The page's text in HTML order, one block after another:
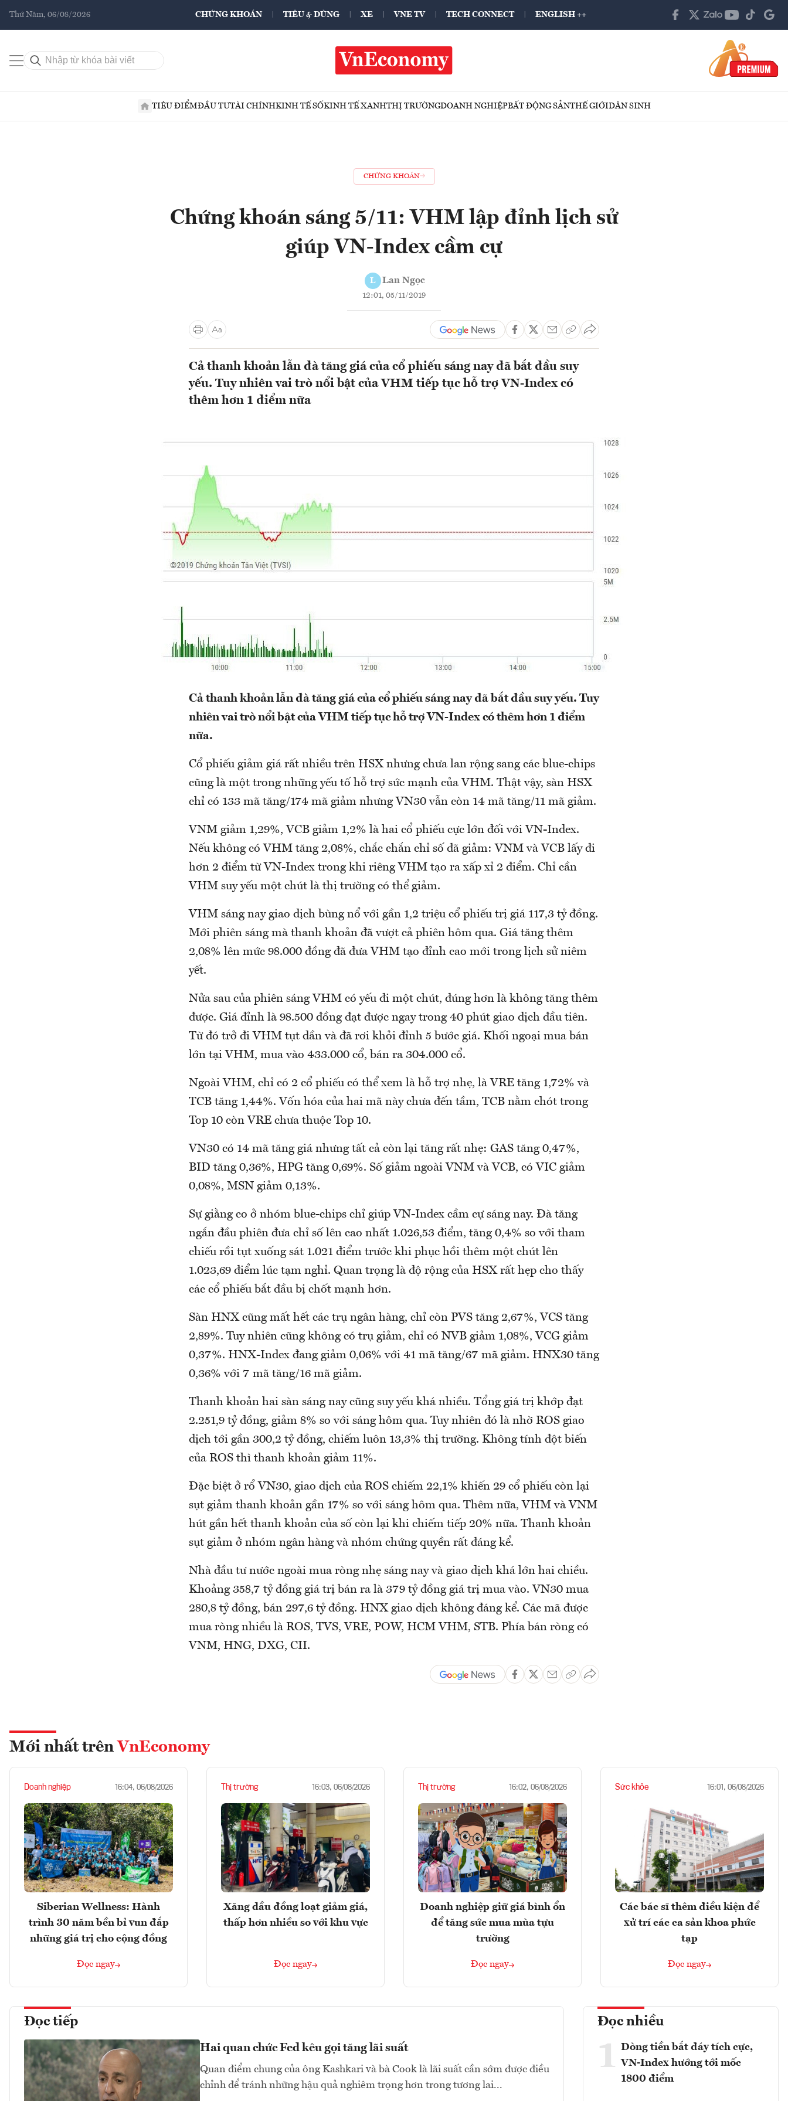
Thứ Năm, 06/08/2026 CHỨNG KHOÁN TIÊU & DÙNG XE VNE TV TECH CONNECT ENGLISH ++
TIÊU ĐIỂMĐẦU TƯTÀI CHÍNHKINH TẾ SỐKINH TẾ XANHTHỊ TRƯỜNGDOANH NGHIỆPBẤT ĐỘNG SẢNTHẾ GIỚIDÂN SINH
CHỨNG KHOÁN
Chứng khoán sáng 5/11: VHM lập đỉnh lịch sử
giúp VN-Index cầm cự
L Lan Ngọc
12:01, 05/11/2019
Cả thanh khoản lẫn đà tăng giá của cổ phiếu sáng nay đã bắt đầu suy
yếu. Tuy nhiên vai trò nổi bật của VHM tiếp tục hỗ trợ VN-Index có
thêm hơn 1 điểm nữa
Cả thanh khoản lẫn đà tăng giá của cổ phiếu sáng nay đã bắt đầu suy yếu. Tuy
nhiên vai trò nổi bật của VHM tiếp tục hỗ trợ VN-Index có thêm hơn 1 điểm
nữa.
Cổ phiếu giảm giá rất nhiều trên HSX nhưng chưa lan rộng sang các blue-chips
cũng là một trong những yếu tố hỗ trợ sức mạnh của VHM. Thật vậy, sàn HSX
chỉ có 133 mã tăng/174 mã giảm nhưng VN30 vẫn còn 14 mã tăng/11 mã giảm.
VNM giảm 1,29%, VCB giảm 1,2% là hai cổ phiếu cực lớn đối với VN-Index.
Nếu không có VHM tăng 2,08%, chắc chắn chỉ số đã giảm: VNM và VCB lấy đi
hơn 2 điểm từ VN-Index trong khi riêng VHM tạo ra xấp xỉ 2 điểm. Chỉ cần
VHM suy yếu một chút là thị trường có thể giảm.
VHM sáng nay giao dịch bùng nổ với gần 1,2 triệu cổ phiếu trị giá 117,3 tỷ đồng.
Mới phiên sáng mà thanh khoản đã vượt cả phiên hôm qua. Giá tăng thêm
2,08% lên mức 98.000 đồng đã đưa VHM tạo đỉnh cao mới trong lịch sử niêm
yết.
Nửa sau của phiên sáng VHM có yếu đi một chút, đúng hơn là không tăng thêm
được. Giá đỉnh là 98.500 đồng đạt được ngay trong 40 phút giao dịch đầu tiên.
Từ đó trở đi VHM tụt dần và đã rơi khỏi đỉnh 5 bước giá. Khối ngoại mua bán
lớn tại VHM, mua vào 433.000 cổ, bán ra 304.000 cổ.
Ngoài VHM, chỉ có 2 cổ phiếu có thể xem là hỗ trợ nhẹ, là VRE tăng 1,72% và
TCB tăng 1,44%. Vốn hóa của hai mã này chưa đến tầm, TCB nằm chót trong
Top 10 còn VRE chưa thuộc Top 10.
VN30 có 14 mã tăng giá nhưng tất cả còn lại tăng rất nhẹ: GAS tăng 0,47%,
BID tăng 0,36%, HPG tăng 0,69%. Số giảm ngoài VNM và VCB, có VIC giảm
0,08%, MSN giảm 0,13%.
Sự giằng co ở nhóm blue-chips chỉ giúp VN-Index cầm cự sáng nay. Đà tăng
ngắn đầu phiên đưa chỉ số lên cao nhất 1.026,53 điểm, tăng 0,4% so với tham
chiếu rồi tụt xuống sát 1.021 điểm trước khi phục hồi thêm một chút lên
1.023,69 điểm lúc tạm nghỉ. Quan trọng là độ rộng của HSX rất hẹp cho thấy
các cổ phiếu bắt đầu bị chốt mạnh hơn.
Sàn HNX cũng mất hết các trụ ngân hàng, chỉ còn PVS tăng 2,67%, VCS tăng
2,89%. Tuy nhiên cũng không có trụ giảm, chỉ có NVB giảm 1,08%, VCG giảm
0,37%. HNX-Index đang giảm 0,06% với 41 mã tăng/67 mã giảm. HNX30 tăng
0,36% với 7 mã tăng/16 mã giảm.
Thanh khoản hai sàn sáng nay cũng suy yếu khá nhiều. Tổng giá trị khớp đạt
2.251,9 tỷ đồng, giảm 8% so với sáng hôm qua. Tuy nhiên đó là nhờ ROS giao
dịch tới gần 300,2 tỷ đồng, chiếm luôn 13,3% thị trường. Không tính đột biến
của ROS thì thanh khoản giảm 11%.
Đặc biệt ở rổ VN30, giao dịch của ROS chiếm 22,1% khiến 29 cổ phiếu còn lại
sụt giảm thanh khoản gần 17% so với sáng hôm qua. Thêm nữa, VHM và VNM
hút gần hết thanh khoản của số còn lại khi chiếm tiếp 20% nữa. Thanh khoản
sụt giảm ở nhóm ngân hàng và nhóm chứng quyền rất đáng kể.
Nhà đầu tư nước ngoài mua ròng nhẹ sáng nay và giao dịch khá lớn hai chiều.
Khoảng 358,7 tỷ đồng giá trị bán ra là 379 tỷ đồng giá trị mua vào. VN30 mua
280,8 tỷ đồng, bán 297,6 tỷ đồng. HNX giao dịch không đáng kể. Các mã được
mua ròng nhiều là ROS, TVS, VRE, POW, HCM VHM, STB. Phía bán ròng có
VNM, HNG, DXG, CII.
Mới nhất trên VnEconomy
Doanh nghiệp 16:04, 06/08/2026
Siberian Wellness: Hành
trình 30 năm bền bỉ vun đắp
những giá trị cho cộng đồng
Đọc ngay
Thị trường 16:03, 06/08/2026
Xăng dầu đồng loạt giảm giá,
thấp hơn nhiều so với khu vực
Đọc ngay
Thị trường 16:02, 06/08/2026
Doanh nghiệp giữ giá bình ổn
để tăng sức mua mùa tựu
trường
Đọc ngay
Sức khỏe 16:01, 06/08/2026
Các bác sĩ thêm điều kiện để
xử trí các ca sản khoa phức
tạp
Đọc ngay
Đọc tiếp
Hai quan chức Fed kêu gọi tăng lãi suất
Quan điểm chung của ông Kashkari và bà Cook là lãi suất cần sớm được điều
chỉnh để tránh những hậu quả nghiêm trọng hơn trong tương lai...
Đọc nhiều
1 Dòng tiền bắt đáy tích cực,
VN-Index hướng tới mốc
1800 điểm